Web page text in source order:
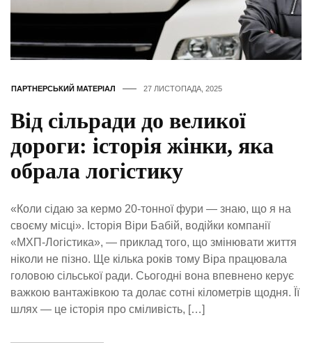
ПАРТНЕРСЬКИЙ МАТЕРІАЛ 27 ЛИСТОПАДА, 2025
Від сільради до великої
дороги: історія жінки, яка
обрала логістику
«Коли сідаю за кермо 20-тонної фури — знаю, що я на
своєму місці». Історія Віри Бабій, водійки компанії
«МХП-Логістика», — приклад того, що змінювати життя
ніколи не пізно. Ще кілька років тому Віра працювала
головою сільської ради. Сьогодні вона впевнено керує
важкою вантажівкою та долає сотні кілометрів щодня. Її
шлях — це історія про сміливість, […]